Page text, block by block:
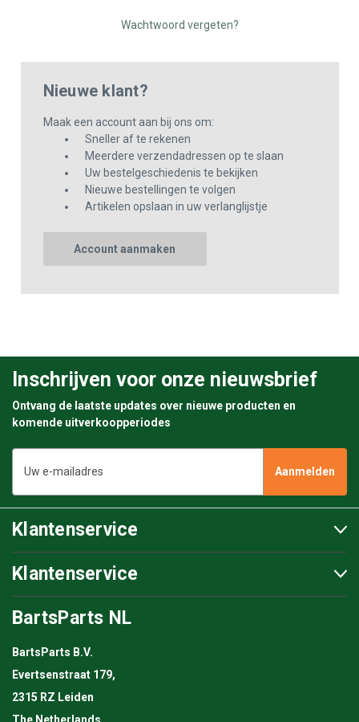
Wachtwoord vergeten?
Nieuwe klant?
Maak een account aan bij ons om:
Sneller af te rekenen
Meerdere verzendadressen op te slaan
Uw bestelgeschiedenis te bekijken
Nieuwe bestellingen te volgen
Artikelen opslaan in uw verlanglijstje
Account aanmaken
Inschrijven voor onze nieuwsbrief
Ontvang de laatste updates over nieuwe producten en
komende uitverkoopperiodes
mailadres
Klantenservice
Klantenservice
BartsParts NL
BartsParts B.V.
Evertsenstraat 179,
2315 RZ Leiden